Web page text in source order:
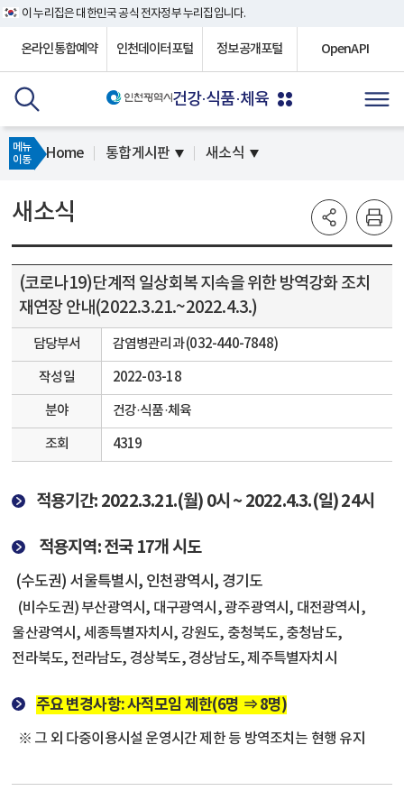
이 누리집은 대한민국 공식 전자정부 누리집입니다.
온라인통합예약 인천데이터포털 정보공개포털 OpenAPI
건강·식품·체육
메뉴
이동
Home 통합게시판 새소식
새소식
(코로나19)단계적 일상회복 지속을 위한 방역강화 조치
재연장 안내(2022.3.21.~2022.4.3.)
담당부서 감염병관리과 (032-440-7848)
작성일 2022-03-18
분야 건강·식품·체육
조회 4319
적용기간: 2022.3.21.(월) 0시 ~ 2022.4.3.(일) 24시
적용지역: 전국 17개 시도
(수도권) 서울특별시, 인천광역시, 경기도
(비수도권) 부산광역시, 대구광역시, 광주광역시, 대전광역시,
울산광역시, 세종특별자치시, 강원도, 충청북도, 충청남도,
전라북도, 전라남도, 경상북도, 경상남도, 제주특별자치시
주요 변경사항: 사적모임 제한(6명 ⇒ 8명)
※ 그 외 다중이용시설 운영시간 제한 등 방역조치는 현행 유지